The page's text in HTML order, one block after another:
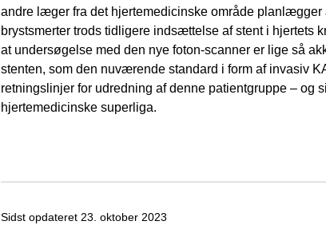
andre læger fra det hjertemedicinske område
brystsmerter trods tidligere indsættelse af stent i hjertets
at undersøgelse med den nye foton-scanner er lige så
stenten, som den nuværende standard i form af invasiv
retningslinjer for udredning af denne patientgruppe – og
hjertemedicinske superliga.
Sidst opdateret 23. oktober 2023